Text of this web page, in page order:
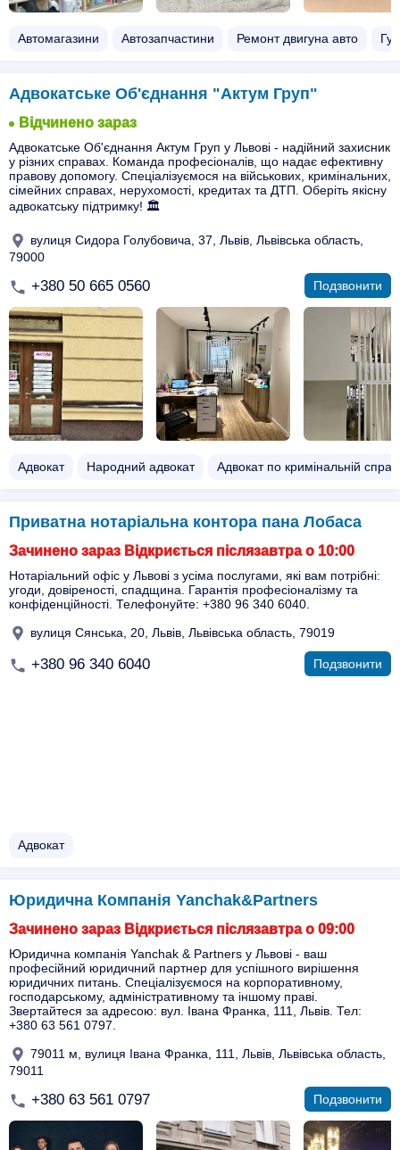
Автомагазини Автозапчастини Ремонт двигуна авто
Адвокатське Об'єднання "Актум Груп"
Відчинено зараз
Адвокатське Об'єднання Актум Груп у Львові - надійний захисник
у різних справах. Команда професіоналів, що надає ефективну
правову допомогу. Спеціалізуємося на військових, кримінальних,
сімейних справах, нерухомості, кредитах та ДТП. Оберіть якісну
адвокатську підтримку! 🏛️
вулиця Сидора Голубовича, 37, Львів, Львівська область,
79000
+380 50 665 0560 Подзвонити
Адвокат Народний адвокат Адвокат по кримінальній справі
Приватна нотаріальна контора пана Лобаса
Зачинено зараз Відкриється післязавтра о 10:00
Нотаріальний офіс у Львові з усіма послугами, які вам потрібні:
угоди, довіреності, спадщина. Гарантія професіоналізму та
конфіденційності. Телефонуйте: +380 96 340 6040.
вулиця Сянська, 20, Львів, Львівська область, 79019
+380 96 340 6040 Подзвонити
Адвокат
Юридична Компанія Yanchak&Partners
Зачинено зараз Відкриється післязавтра о 09:00
Юридична компанія Yanchak & Partners у Львові - ваш
професійний юридичний партнер для успішного вирішення
юридичних питань. Спеціалізуємося на корпоративному,
господарському, адміністративному та іншому праві.
Звертайтеся за адресою: вул. Івана Франка, 111, Львів. Тел:
+380 63 561 0797.
79011 м, вулиця Івана Франка, 111, Львів, Львівська область,
79011
+380 63 561 0797 Подзвонити